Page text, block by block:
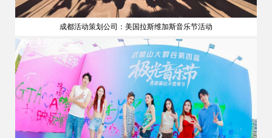
成都活动策划公司：美国拉斯维加斯音乐节活动